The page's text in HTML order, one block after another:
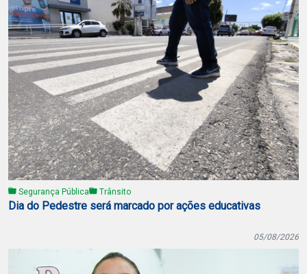
Segurança Pública Trânsito
Dia do Pedestre será marcado por ações educativas
05/08/2026